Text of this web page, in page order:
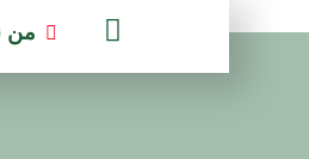
من